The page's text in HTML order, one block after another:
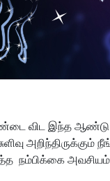
விட இந்த
நம்பிக்கை